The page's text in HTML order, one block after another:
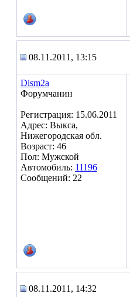
08.11.2011, 13:15
Dism2a
Форумчанин
Регистрация: 15.06.2011
Адрес: Выкса,
Нижегородская обл.
Возраст: 46
Пол: Мужской
Автомобиль: 11196
Сообщений: 22
08.11.2011, 14:32